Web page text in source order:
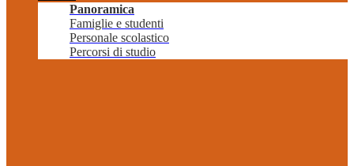
Panoramica
Famiglie e studenti
Personale scolastico
Percorsi di studio